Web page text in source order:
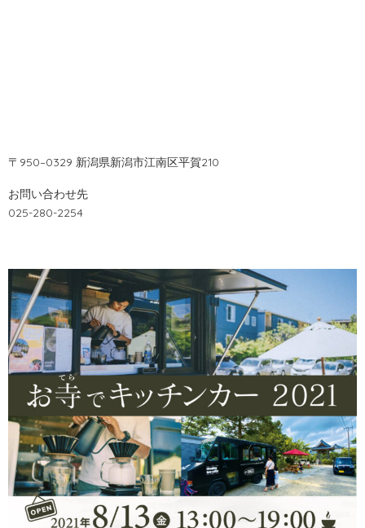
〒950–0329 新潟県新潟市江南区平賀210
お問い合わせ先
025-280-2254